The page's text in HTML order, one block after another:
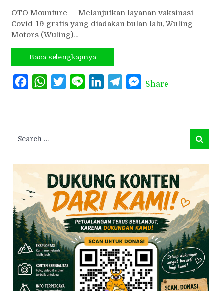
OTO Mounture — Melanjutkan layanan vaksinasi
Covid-19 gratis yang diadakan bulan lalu, Wuling
Motors (Wuling)…
Baca selengkapnya
FacebookWhatsAppTwitterLine LinkedInTelegramMessenger
Share
for:
Search